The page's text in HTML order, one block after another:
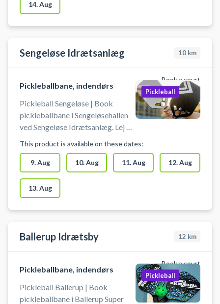
parkering lige ved idrætscentret.
14. Aug
Sengeløse Idrætsanlæg 10 km
Book a court
Pickleballbane, indendørs
Pickleball Sengeløse | Book
pickleballbane i Sengeløsehallen
ved Sengeløse Idrætsanlæg. Lej en
Sengeløse. Gratis parkering ved
hallen i Sengeløse ved booking af
pickleball. Omklædningsrum og
hallen åbnes/lukkes en halv time
før/efter anvendelse af hallen.
Pickleball
This product is available on these dates:
9. Aug 10. Aug 11. Aug 12. Aug
13. Aug
Ballerup Idrætsby 12 km
Book a court
Pickleballbane, indendørs
Pickleball Ballerup | Book
pickleballbane i Ballerup Super
Pickleball